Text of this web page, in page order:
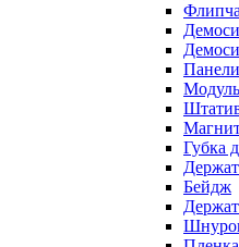
Губка
Бейдж